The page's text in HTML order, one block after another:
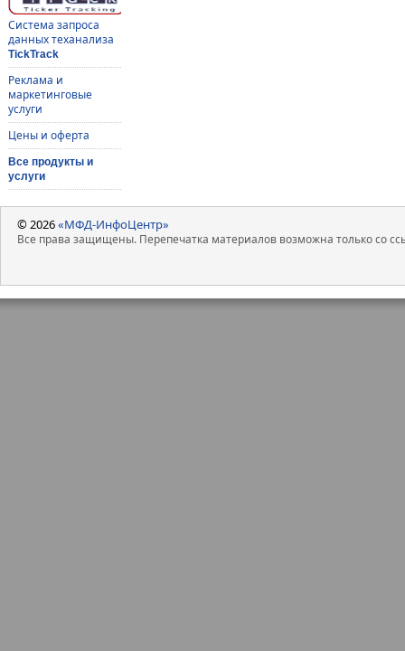
Система запроса
данных теханализа
TickTrack
Реклама и
маркетинговые
услуги
Цены и оферта
Все продукты и
услуги
© 2026«МФД-ИнфоЦентр»
Все права защищены. Перепечатка материалов возможна только со